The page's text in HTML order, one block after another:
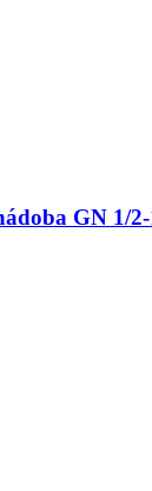
GN 1/2-